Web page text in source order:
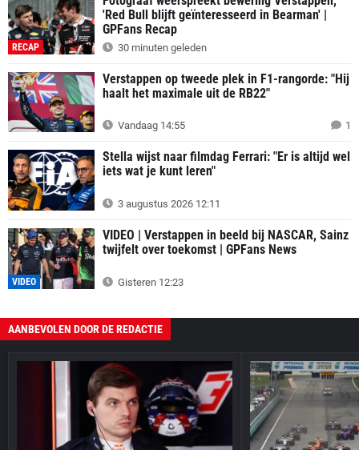
RECAP
'Red Bull blijft geïnteresseerd in Bearman' |
GPFans Recap
30 minuten geleden
Verstappen op tweede plek in F1-rangorde: "Hij
haalt het maximale uit de RB22"
Vandaag 14:55 1
Stella wijst naar filmdag Ferrari: "Er is altijd wel
iets wat je kunt leren"
3 augustus 2026 12:11
VIDEO
VIDEO | Verstappen in beeld bij NASCAR, Sainz
twijfelt over toekomst | GPFans News
Gisteren 12:23
AANBEVOLEN DOOR DE REDACTIE